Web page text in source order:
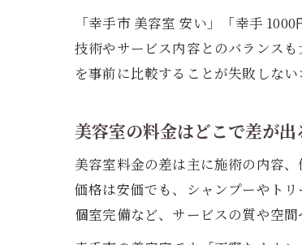
「幸手市 美容室 安い」「幸手
技術やサービス内容とのバランス
を事前に比較することが失敗しない
美容室の料金はどこで差が
美容室料金の差は主に施術の内容
価格は安価でも、シャンプーやト
個室完備など、サービスの質や空